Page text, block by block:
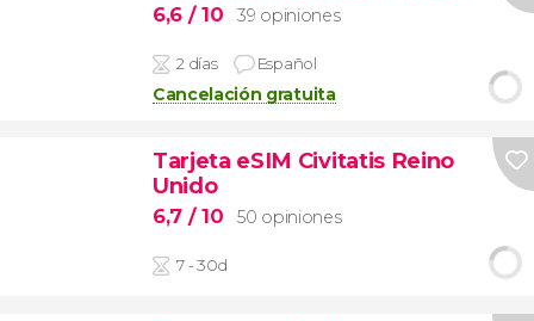
6,6 / 10 39 opiniones
2 días Español
Cancelación gratuita
Tarjeta eSIM Civitatis Reino
Unido
6,7 / 10 50 opiniones
7 - 30d